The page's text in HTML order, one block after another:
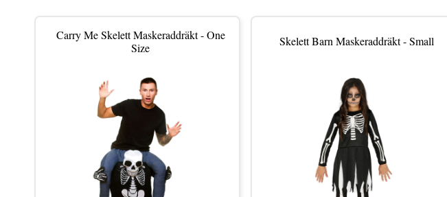
Carry Me Skelett Maskeraddräkt - One
Size
Skelett Barn Maskeraddräkt - Small